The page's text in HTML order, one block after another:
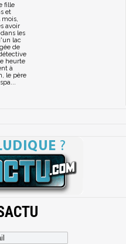
fille
et
mois,
avoir
les
lac
de
heurte
à
le père